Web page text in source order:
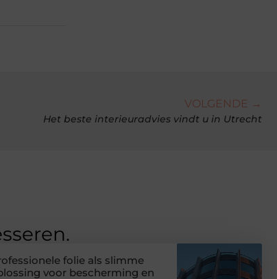
VOLGENDE →
Het beste interieuradvies vindt u in Utrecht
folie als slimme
voor bescherming en